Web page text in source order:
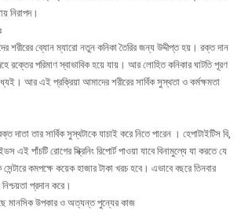
নিরাপদ।
শরীরের ব্যোন ম্যারো নতুন কনিকা তৈরির জন্য উদ্দীপ্ত হয়। রক্ত দান
রক্তের পরিমাণ স্বাভাবিক হয়ে যায়। আর লোহিত কনিকার ঘাটতি পূরণ
আর এই প্রক্রিয়া আমাদের শরীরের সার্বিক সুস্থতা ও কর্মক্ষমতা
তার সার্বিক সুস্থটাকে যাচাই করে নিতে পারেন । হেপাটাইটিস বি,
এই পাঁচটি রোগের স্ক্রিনিং রিপোর্ট পাওয়া যাবে বিনামুল্যে যা করতে যে
কমপক্ষে কয়েক হাজার টাকা খরচ হবে। এভাবে বছরে তিনবার
প্রদান করে।
মানসিক উপকার ও অত্যন্ত পুন্যের কাজ